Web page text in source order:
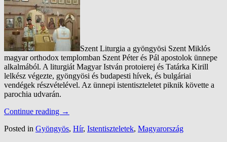
Szent Liturgia a gyöngyösi Szent Miklós
magyar orthodox templomban Szent Péter és Pál apostolok ünnepe
alkalmából. A liturgiát Magyar István protoierej és Tatárka Kirill
lelkész végezte, gyöngyösi és budapesti hívek, és bulgáriai
vendégek részvételével. Az ünnepi istentiszteletet piknik követte a
parochia udvarán.
Continue reading →
Posted in Gyöngyös, Hír, Istentiszteletek, Magyarország